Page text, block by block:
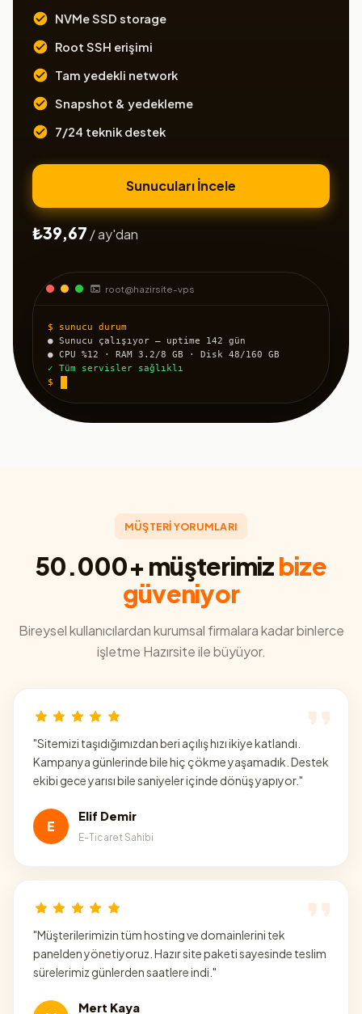
root@hazirsite-vps
$ sunucu durum
● Sunucu çalışıyor — uptime 142 gün
● CPU %12 · RAM 3.2/8 GB · Disk 48/160 GB
✓ Tüm servisler sağlıklı
$
NVMe SSD storage
Root SSH erişimi
Tam yedekli network
Snapshot & yedekleme
7/24 teknik destek
Sunucuları İncele
₺39,67 / ay'dan
MÜŞTERİ YORUMLARI
50.000+ müşterimizbize
güveniyor
Bireysel kullanıcılardan kurumsal firmalara kadar binlerce
işletme Hazırsite ile büyüyor.
"Sitemizi taşıdığımızdan beri açılış hızı ikiye katlandı.
Kampanya günlerinde bile hiç çökme yaşamadık. Destek
ekibi gece yarısı bile saniyeler içinde dönüş yapıyor."
E
Elif Demir
E-Ticaret Sahibi
"Müşterilerimizin tüm hosting ve domainlerini tek
panelden yönetiyoruz. Hazır site paketi sayesinde teslim
sürelerimiz günlerden saatlere indi. "
Mert Kaya